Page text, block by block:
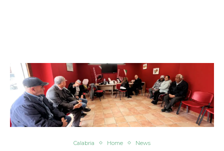
Calabria Home News